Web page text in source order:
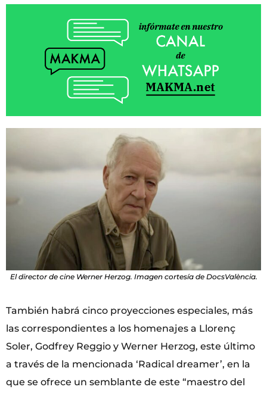
El director de cine Werner Herzog. Imagen cortesía de DocsValència.
También habrá cinco proyecciones especiales, más
las correspondientes a los homenajes a Llorenç
Soler, Godfrey Reggio y Werner Herzog, este último
a través de la mencionada ‘Radical dreamer’, en la
que se ofrece un semblante de este “maestro del